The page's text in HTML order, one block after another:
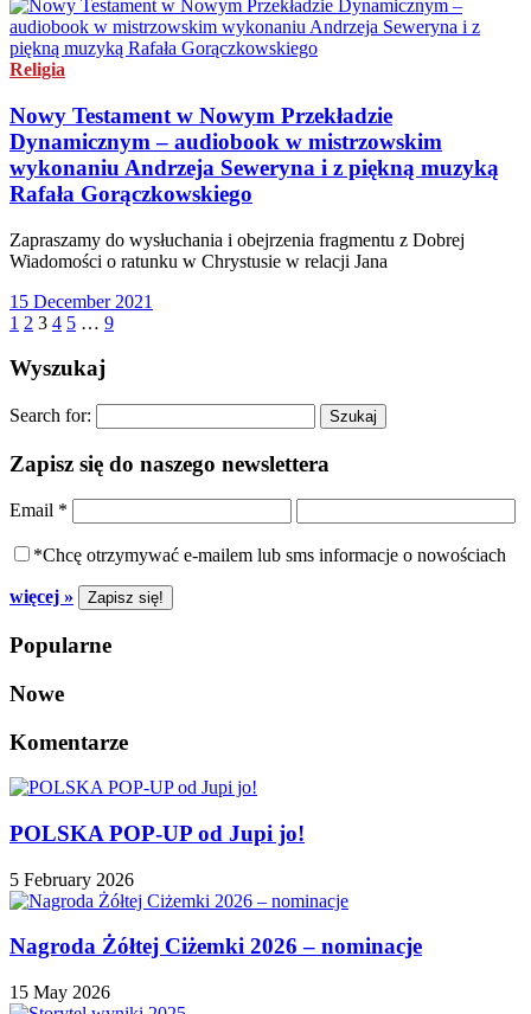
Religia
Nowy Testament w Nowym Przekładzie
Dynamicznym – audiobook w mistrzowskim
wykonaniu Andrzeja Seweryna i z piękną muzyką
Rafała Gorączkowskiego
Zapraszamy do wysłuchania i obejrzenia fragmentu z Dobrej
Wiadomości o ratunku w Chrystusie w relacji Jana
15 December 2021
1 2 3 4 5 … 9
Wyszukaj
Search for:
Zapisz się do naszego newslettera
Email *
*Chcę otrzymywać e-mailem lub sms informacje o nowościach
więcej »
Popularne
Nowe
Komentarze
POLSKA POP-UP od Jupi jo!
5 February 2026
Nagroda Żółtej Ciżemki 2026 – nominacje
15 May 2026